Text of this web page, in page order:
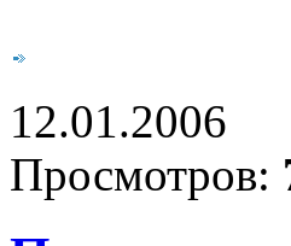
12.01.2006
Просмотров: